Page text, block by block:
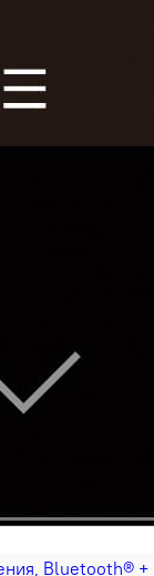
Bluetooth® +